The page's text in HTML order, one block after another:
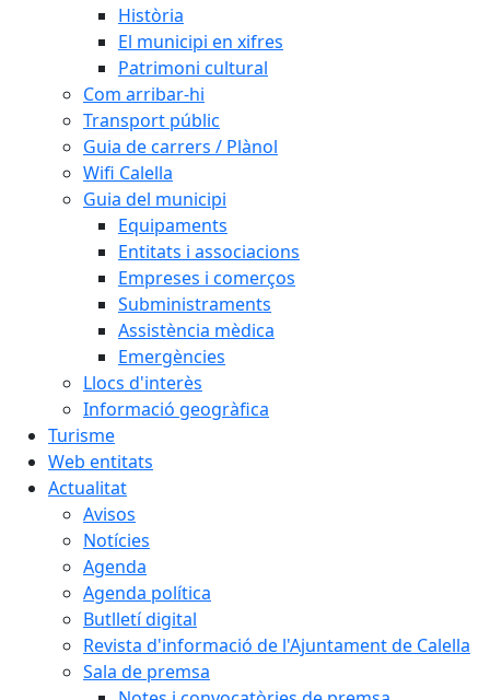
Història
El municipi en xifres
Patrimoni cultural
Com arribar-hi
Transport públic
Guia de carrers / Plànol
Wifi Calella
Guia del municipi
Equipaments
Entitats i associacions
Empreses i comerços
Subministraments
Assistència mèdica
Emergències
Llocs d'interès
Informació geogràfica
Turisme
Web entitats
Actualitat
Avisos
Notícies
Agenda
Agenda política
Butlletí digital
Revista d'informació de l'Ajuntament de Calella
Sala de premsa